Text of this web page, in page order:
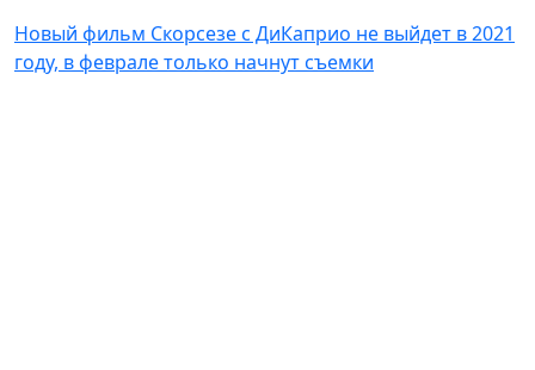
Новый фильм Скорсезе с ДиКаприо не выйдет в 2021
году, в феврале только начнут съемки